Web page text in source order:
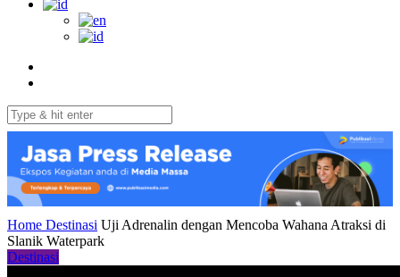
Home Destinasi Uji Adrenalin dengan Mencoba Wahana Atraksi di
Slanik Waterpark
Destinasi